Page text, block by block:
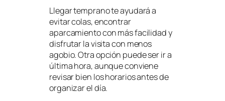
Llegar temprano te ayudará a
evitar colas, encontrar
aparcamiento con más facilidad y
disfrutar la visita con menos
agobio. Otra opción puede ser ir a
última hora, aunque conviene
revisar bien los horarios antes de
organizar el día.